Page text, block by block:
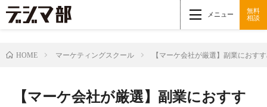
メニュー
無料
相談
HOME マーケティングスクール 【マーケ会社が厳選】副業におす
【マーケ会社が厳選】副業におすす